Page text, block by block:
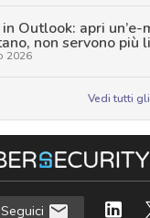
Outlook: apri un’e-
non servono più
2026
Vedi tutti
Seguici